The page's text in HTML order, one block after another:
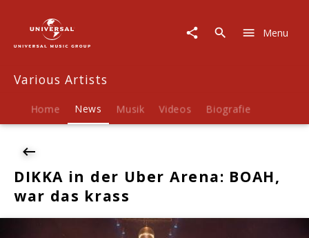
News
DIKKA
Uber
BOAH,
das
krass
Menu
Various Artists
Home News Musik Videos Biografie
DIKKA in der Uber Arena: BOAH,
war das krass